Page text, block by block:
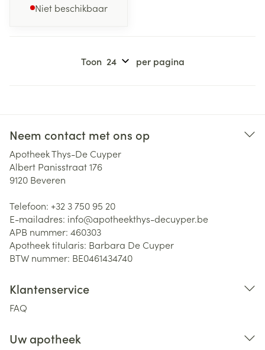
Niet beschikbaar
Toon per pagina
Neem contact met ons op
Apotheek Thys-De Cuyper
Albert Panisstraat 176
9120 Beveren
Telefoon: +32 3 750 95 20
E-mailadres: info@apotheekthys-decuyper.be
APB nummer: 460303
Apotheek titularis: Barbara De Cuyper
BTW nummer: BE0461434740
Klantenservice
FAQ
Uw apotheek